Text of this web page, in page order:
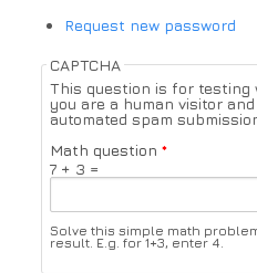
Request new password
CAPTCHA
This question is for testing
you are a human visitor
automated spam
Math question*
7 + 3 =
Solve this simple math
result. E.g. for 1+3, enter 4.